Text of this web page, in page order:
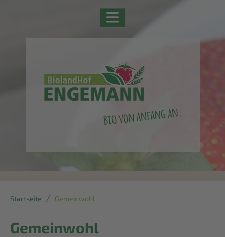
Startseite Gemeinwohl
Gemeinwohl